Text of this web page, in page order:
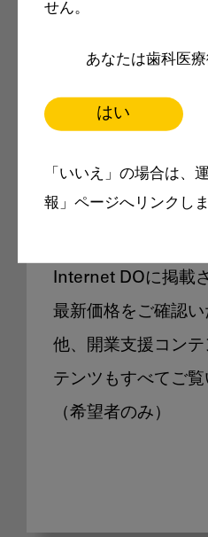
せん。
あなたは歯科医
はい
「いいえ」の場合は、
報」ページへリンクしま
製品価格
Internet DOに掲載
最新価格をご確認
他、開業支援コン
テンツもすべてご覧
（希望者のみ）